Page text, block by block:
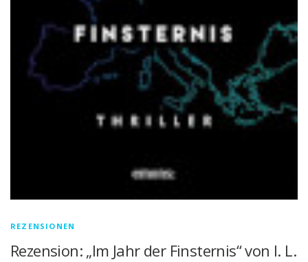
REZENSIONEN
Rezension: „Im Jahr der Finsternis“ von I. L.